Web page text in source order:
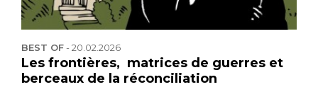
BEST OF-20.02.2026
Les frontières, matrices de guerres et
berceaux de la réconciliation